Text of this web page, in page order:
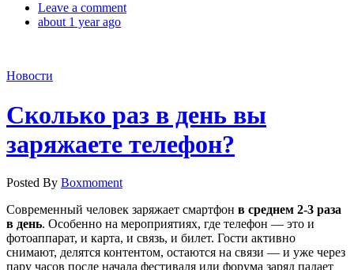
Leave a comment
about 1 year ago
Новости
Cколько раз в день вы
заряжаете телефон?
Posted By Boxmoment
Современный человек заряжает смартфон в среднем 2-3 раза
в день. Особенно на мероприятиях, где телефон — это и
фотоаппарат, и карта, и связь, и билет. Гости активно
снимают, делятся контентом, остаются на связи — и уже через
пару часов после начала фестиваля или форума заряд падает